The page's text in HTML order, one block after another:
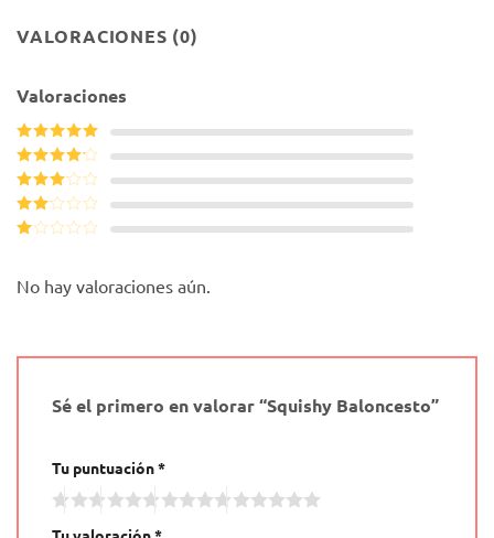
VALORACIONES (0)
Valoraciones
Valorado con
5de 5
Valorado
con
de
5
Valorado
con
de 5
Valorado
1
de
No hay valoraciones aún.
Sé el primero en valorar “Squishy Baloncesto”
Tu puntuación*